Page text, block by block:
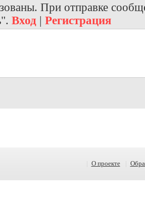
При отправке
Вход | Регистрация
О проекте